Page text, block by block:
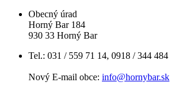
Obecný úrad
Horný Bar 184
930 33 Horný Bar
Tel.: 031 / 559 71 14, 0918 / 344 484
Nový E-mail obce: info@hornybar.sk